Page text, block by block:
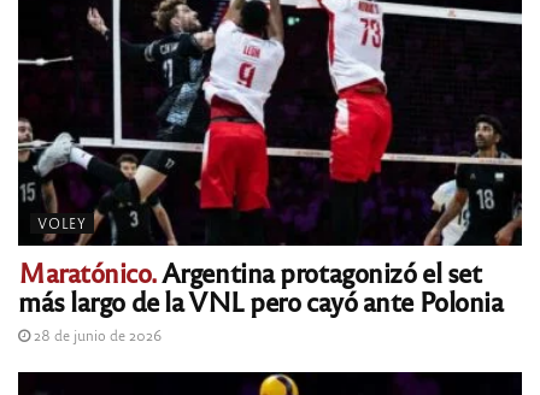
VOLEY
Maratónico.Argentina protagonizó el set
más largo de la VNL pero cayó ante Polonia
28 de junio de 2026